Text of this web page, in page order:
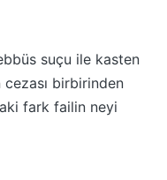
suçu ile kasten
cezası birbirinden
fark failin neyi